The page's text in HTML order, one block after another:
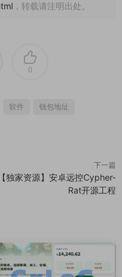
，转载请注明出处。
0
软件 钱包地址
下一篇
【独家资源】安卓远控Cypher-
Rat开源工程